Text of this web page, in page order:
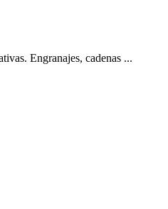
Engranajes, cadenas ...